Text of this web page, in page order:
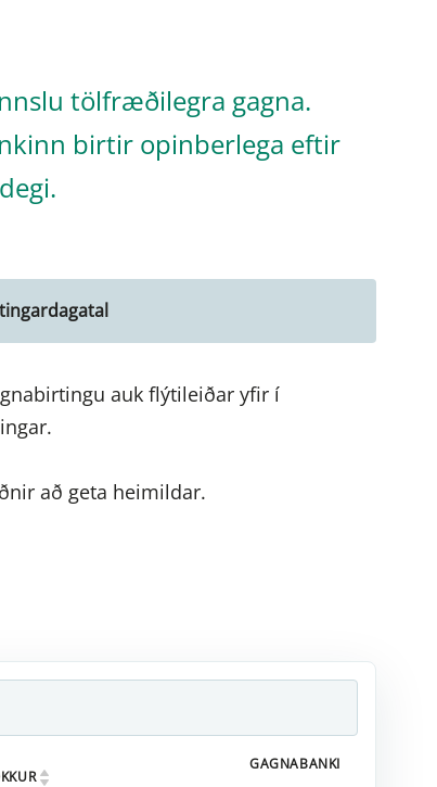
tölfræðilegra gagna.
birtir opinberlega eftir
auk flýtileiðar yfir í
að geta heimildar.
GAGNABANKI